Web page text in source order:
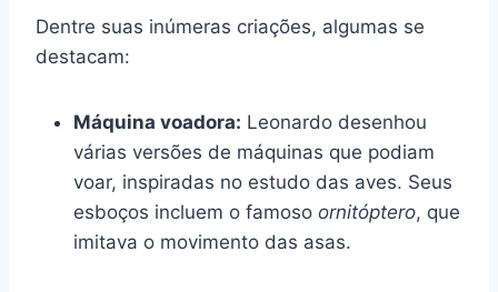
Dentre suas inúmeras criações, algumas se
destacam:
Máquina voadora: Leonardo desenhou
várias versões de máquinas que podiam
voar, inspiradas no estudo das aves. Seus
esboços incluem o famoso ornitóptero, que
imitava o movimento das asas.